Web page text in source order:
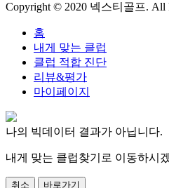
Copyright © 2020 넥스티골프. All
홈
내게 맞는 클럽
클럽 적합 진단
리뷰&평가
마이페이지
나의 빅데이터 결과가 아닙니다.
내게 맞는 클럽찾기로 이동하시
취소 바로가기